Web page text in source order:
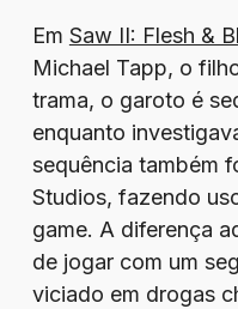
Em Saw II: Flesh &
Michael Tapp, o
trama, o garoto é
enquanto
sequência também
Studios, fazendo
game. A diferença
de jogar com um
viciado em drogas